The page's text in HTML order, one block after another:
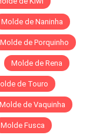
Molde de Naninha
Molde de Porquinho
Molde de Rena
de Touro
Molde de Vaquinha
Molde Fusca